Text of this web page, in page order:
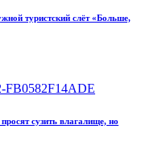
туристский слёт «Больше,
сузить влагалище, но